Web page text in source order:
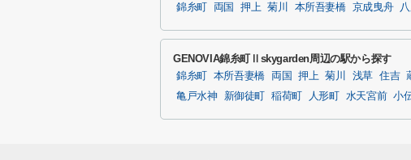
錦糸町 両国 押上 菊川 本所吾妻橋 京成曳舟
GENOVIA錦糸町Ⅱskygarden周辺の駅から探す
錦糸町 本所吾妻橋 両国 押上 菊川 浅草 住吉
亀戸水神
新御徒町 稲荷町 人形町 水天宮前 小